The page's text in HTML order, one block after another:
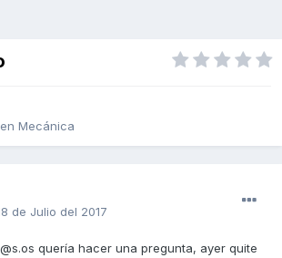
en Mecánica
de Julio del 2017
quería hacer una pregunta, ayer quite